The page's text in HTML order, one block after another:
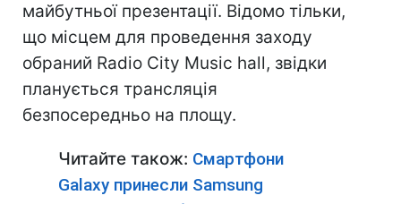
майбутньої презентації. Відомо тільки,
що місцем для проведення заходу
обраний Radio City Music hall, звідки
планується трансляція
безпосередньо на площу.
Читайте також: Смартфони
Galaxy принесли Samsung